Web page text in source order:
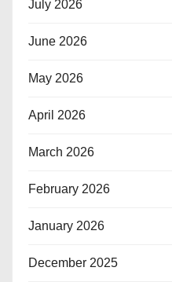
July 2026
June 2026
May 2026
April 2026
March 2026
February 2026
January 2026
December 2025